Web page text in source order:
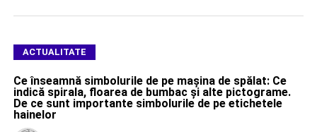
ACTUALITATE
Ce înseamnă simbolurile de pe mașina de spălat: Ce
indică spirala, floarea de bumbac și alte pictograme.
De ce sunt importante simbolurile de pe etichetele
hainelor